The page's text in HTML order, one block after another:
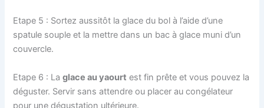
Etape 5 : Sortez aussitôt la glace du bol à l’aide d’une
spatule souple et la mettre dans un bac à glace muni d’un
couvercle.
Etape 6 : Laglace au yaourt est fin prête et vous pouvez la
déguster. Servir sans attendre ou placer au congélateur
pour une dégustation ultérieure.